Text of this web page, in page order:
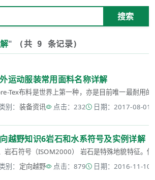
搜索
" (共 9 条记录)
运动服装常用面料名称详解
Tex布料是世界上第一种，亦是目前唯一最耐用
类别： 装备资讯 点击：232 日期：2017-08-01
越野知识6岩石和水系符号及实例详解
岩石符号（ISOM2000） 岩石是特殊地貌特征。
类别： 定向越野 点击：879 日期：2016-11-10